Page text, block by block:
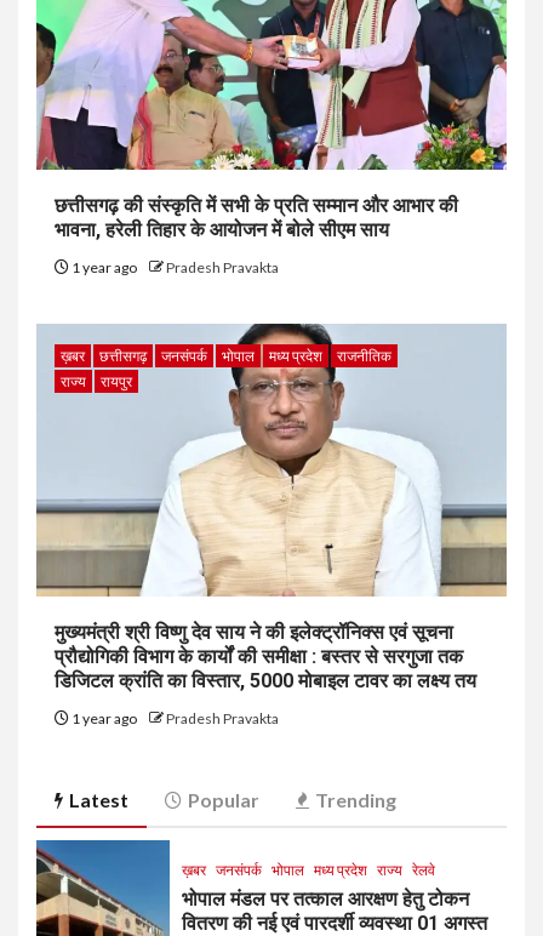
छत्तीसगढ़ की संस्कृति में सभी के प्रति सम्मान और आभार की
भावना, हरेली तिहार के आयोजन में बोले सीएम साय
1 year ago Pradesh Pravakta
ख़बर छत्तीसगढ़ जनसंपर्क भोपाल मध्य प्रदेश
राजनीतिक
राज्य
रायपुर
मुख्यमंत्री श्री विष्णु देव साय ने की इलेक्ट्रॉनिक्स एवं सूचना
प्रौद्योगिकी विभाग के कार्यों की समीक्षा : बस्तर से सरगुजा तक
डिजिटल क्रांति का विस्तार, 5000 मोबाइल टावर का लक्ष्य तय
1 year ago Pradesh Pravakta
Latest Popular Trending
ख़बर जनसंपर्क भोपाल मध्य प्रदेश राज्य रेलवे
भोपाल मंडल पर तत्काल आरक्षण हेतु टोकन
वितरण की नई एवं पारदर्शी व्यवस्था 01 अगस्त